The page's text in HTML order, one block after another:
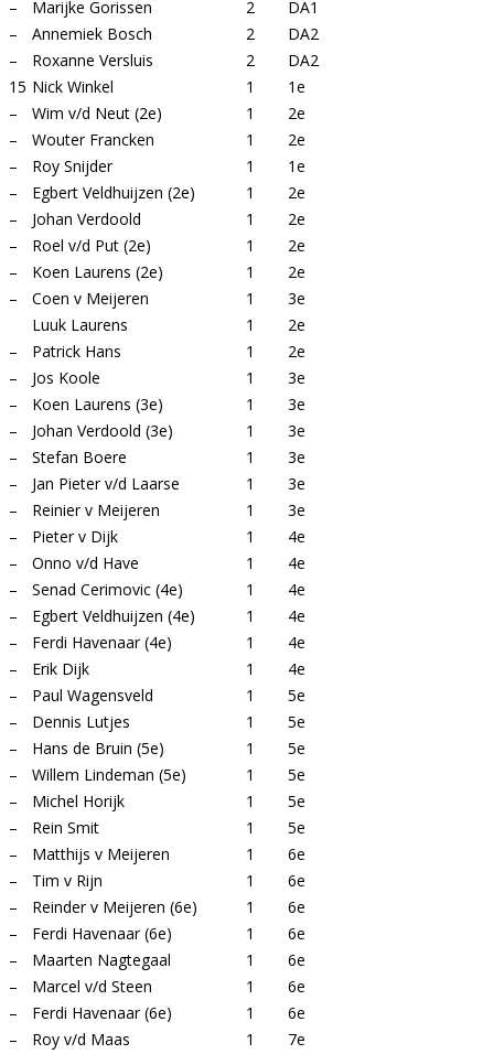
– Marijke Gorissen 2
DA1
–
Annemiek Bosch 2
DA2
–
Roxanne Versluis 2
DA2
15 Nick Winkel 1
1e
–
Wim v/d Neut (2e) 1
2e
–
Wouter Francken 1
2e
–
Roy Snijder 1
1e
–
Egbert Veldhuijzen (2e) 1
2e
–
Johan Verdoold 1
2e
–
Roel v/d Put (2e) 1
2e
–
Koen Laurens (2e) 1
2e
–
Coen v Meijeren 1
3e
Luuk Laurens
1
2e
–
Patrick Hans 1
2e
–
Jos Koole 1
3e
–
Koen Laurens (3e) 1
3e
–
Johan Verdoold (3e) 1
3e
–
Stefan Boere 1
3e
–
Jan Pieter v/d Laarse 1
3e
–
Reinier v Meijeren 1
3e
–
Pieter v Dijk 1
4e
–
Onno v/d Have 1
4e
–
Senad Cerimovic (4e) 1
4e
–
Egbert Veldhuijzen (4e) 1
4e
–
Ferdi Havenaar (4e) 1
4e
–
Erik Dijk 1
4e
–
Paul Wagensveld 1
5e
–
Dennis Lutjes 1
5e
–
Hans de Bruin (5e) 1
5e
–
Willem Lindeman (5e) 1
5e
–
Michel Horijk 1
5e
–
Rein Smit 1
5e
–
Matthijs v Meijeren 1
6e
–
Tim v Rijn 1
6e
–
Reinder v Meijeren (6e) 1
6e
–
Ferdi Havenaar (6e) 1
6e
–
Maarten Nagtegaal 1
6e
–
Marcel v/d Steen 1
6e
–
Ferdi Havenaar (6e) 1
6e
–
Roy v/d Maas 1
7e